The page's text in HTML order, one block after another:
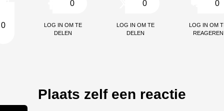
0
0
Log in om te
delen
0
Log in om te
delen
0
Log in om
reageren
Plaats zelf een reactie